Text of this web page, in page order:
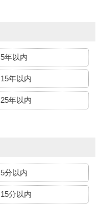
5年以内
15年以内
25年以内
5分以内
15分以内